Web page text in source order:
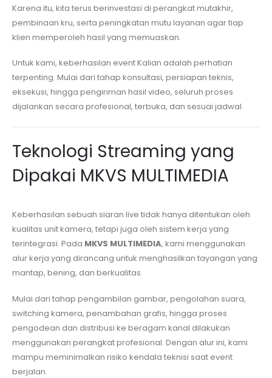
Karena itu, kita terus berinvestasi di perangkat mutakhir,
pembinaan kru, serta peningkatan mutu layanan agar tiap
klien memperoleh hasil yang memuaskan.
Untuk kami, keberhasilan event Kalian adalah perhatian
terpenting. Mulai dari tahap konsultasi, persiapan teknis,
eksekusi, hingga pengiriman hasil video, seluruh proses
dijalankan secara profesional, terbuka, dan sesuai jadwal.
Teknologi Streaming yang
Dipakai MKVS MULTIMEDIA
Keberhasilan sebuah siaran live tidak hanya ditentukan oleh
kualitas unit kamera, tetapi juga oleh sistem kerja yang
terintegrasi. Pada MKVS MULTIMEDIA, kami menggunakan
alur kerja yang dirancang untuk menghasilkan tayangan yang
mantap, bening, dan berkualitas.
Mulai dari tahap pengambilan gambar, pengolahan suara,
switching kamera, penambahan grafis, hingga proses
pengodean dan distribusi ke beragam kanal dilakukan
menggunakan perangkat profesional. Dengan alur ini, kami
mampu meminimalkan risiko kendala teknisi saat event
berjalan.